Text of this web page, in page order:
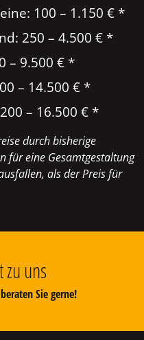
100 – 1.150 € *
250 – 4.500 € *
– 9.500 € *
– 14.500 € *
– 16.500 € *
durch bisherige
für eine Gesamtgestaltung
als der Preis für
zu uns
Sie gerne!